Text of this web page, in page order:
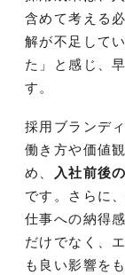
含めて考える
解が不足して
た」と感じ、
す。
採用ブランデ
働き方や価値
め、
入社前後
です。さらに
仕事への納得
だけでなく、
も良い影響を